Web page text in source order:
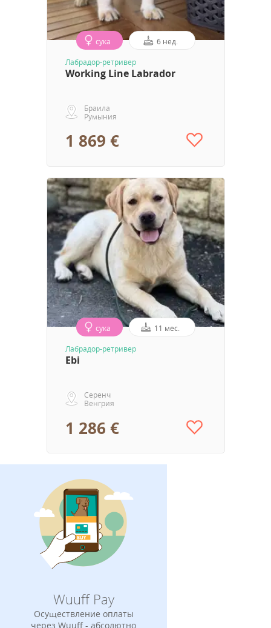
сука 6 нед.
Лабрадор-ретривер
Working Line Labrador
Браила
Румыния
1 869 €
сука 11 мес.
Лабрадор-ретривер
Ebi
Серенч
Венгрия
1 286 €
Wuuff Pay
Осуществление оплаты
через Wuuff - абсолютно